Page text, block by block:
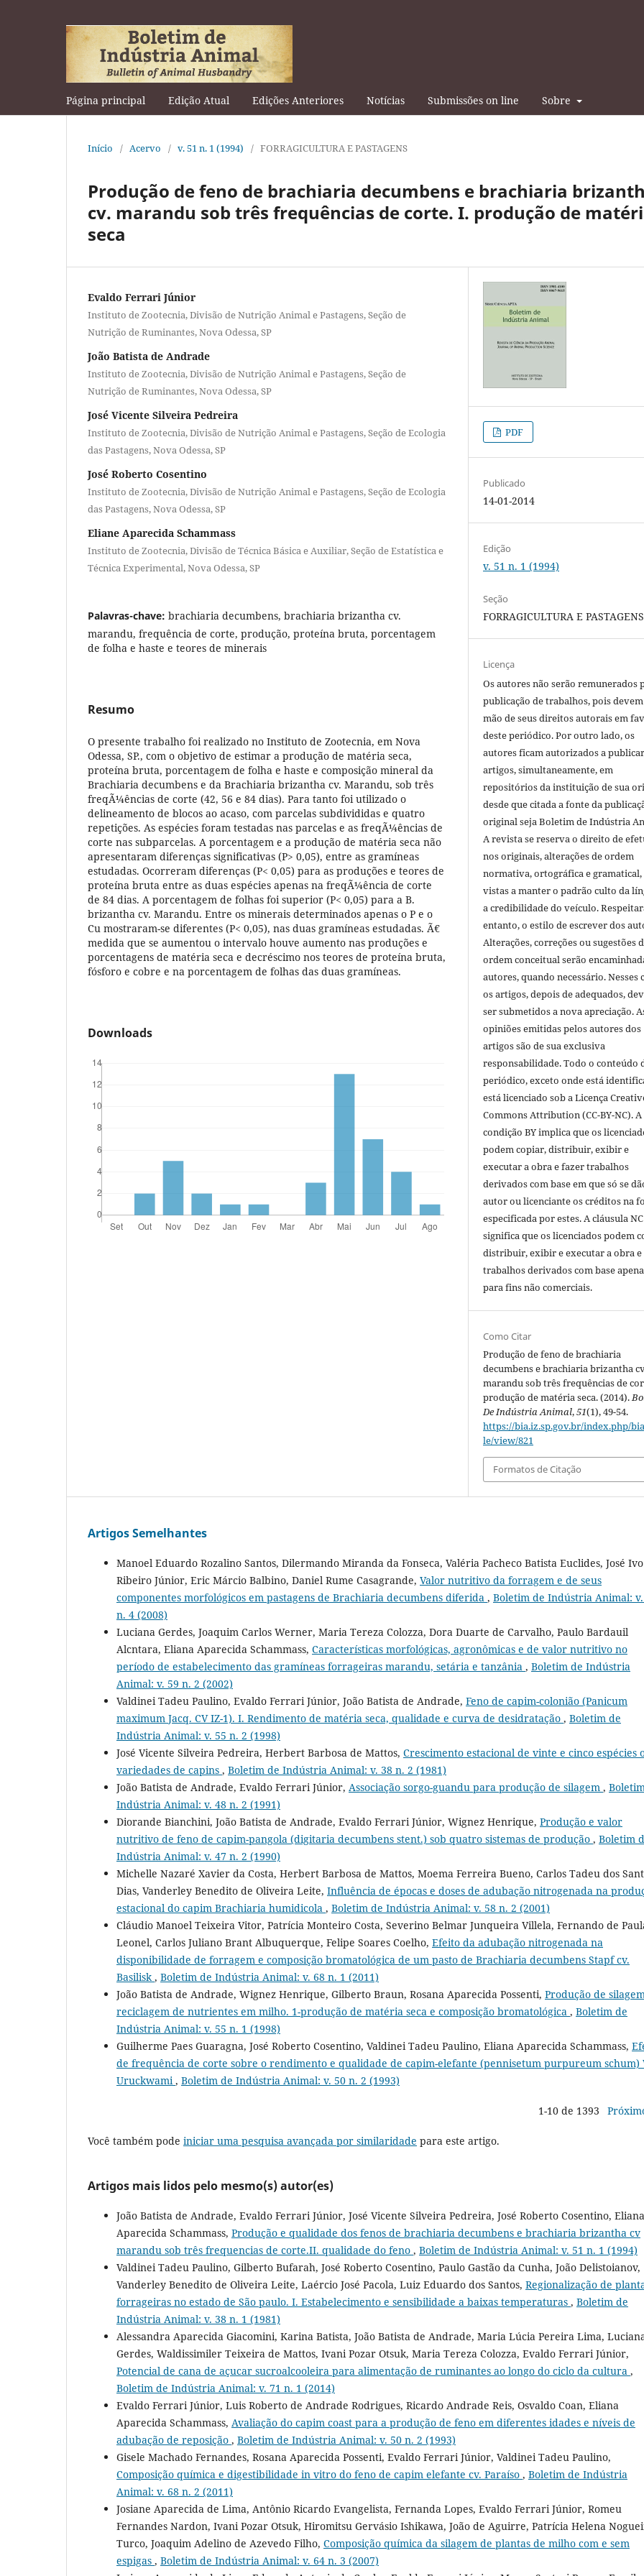
Página principal Edição Atual Edições Anteriores Notícias Submissões on line Sobre
Início / Acervo / v. 51 n. 1 (1994) / FORRAGICULTURA E PASTAGENS
Produção de feno de brachiaria decumbens e brachiaria
cv. marandu sob três frequências de corte. I. produção de
seca
Evaldo Ferrari Júnior
Instituto de Zootecnia, Divisão de Nutrição Animal e Pastagens, Seção de
Nutrição de Ruminantes, Nova Odessa, SP
João Batista de Andrade
Instituto de Zootecnia, Divisão de Nutrição Animal e Pastagens, Seção de
Nutrição de Ruminantes, Nova Odessa, SP
José Vicente Silveira Pedreira
Instituto de Zootecnia, Divisão de Nutrição Animal e Pastagens, Seção de Ecologia
das Pastagens, Nova Odessa, SP
José Roberto Cosentino
Instituto de Zootecnia, Divisão de Nutrição Animal e Pastagens, Seção de Ecologia
das Pastagens, Nova Odessa, SP
Eliane Aparecida Schammass
Instituto de Zootecnia, Divisão de Técnica Básica e Auxiliar, Seção de Estatística e
Técnica Experimental, Nova Odessa, SP
Palavras-chave: brachiaria decumbens, brachiaria brizantha cv.
marandu, frequência de corte, produção, proteína bruta, porcentagem
de folha e haste e teores de minerais
Resumo
O presente trabalho foi realizado no Instituto de Zootecnia, em Nova
Odessa, SP., com o objetivo de estimar a produção de matéria seca,
proteína bruta, porcentagem de folha e haste e composição mineral da
Brachiaria decumbens e da Brachiaria brizantha cv. Marandu, sob três
freqÃ¼ências de corte (42, 56 e 84 dias). Para tanto foi utilizado o
delineamento de blocos ao acaso, com parcelas subdivididas e quatro
repetições. As espécies foram testadas nas parcelas e as freqÃ¼ências de
corte nas subparcelas. A porcentagem e a produção de matéria seca não
apresentaram diferenças significativas (P> 0,05), entre as gramíneas
estudadas. Ocorreram diferenças (P< 0,05) para as produções e teores de
proteína bruta entre as duas espécies apenas na freqÃ¼ência de corte
de 84 dias. A porcentagem de folhas foi superior (P< 0,05) para a B.
brizantha cv. Marandu. Entre os minerais determinados apenas o P e o
Cu mostraram-se diferentes (P< 0,05), nas duas gramíneas estudadas. Ã€
medida que se aumentou o intervalo houve aumento nas produções e
porcentagens de matéria seca e decréscimo nos teores de proteína bruta,
fósforo e cobre e na porcentagem de folhas das duas gramíneas.
Downloads
PDF
Publicado
14-01-2014
Edição
v. 51 n. 1 (1994)
Seção
FORRAGICULTURA E PASTAGENS
Licença
Os autores não serão remunerados
publicação de trabalhos, pois
mão de seus direitos autorais em
deste periódico. Por outro lado, os
autores ficam autorizados a
artigos, simultaneamente, em
repositórios da instituição de sua
desde que citada a fonte da
original seja Boletim de Indústria
A revista se reserva o direito de
nos originais, alterações de ordem
normativa, ortográfica e gramatical,
vistas a manter o padrão culto da
a credibilidade do veículo.
entanto, o estilo de escrever dos
Alterações, correções ou sugestões
ordem conceitual serão
autores, quando necessário. Nesses
os artigos, depois de adequados,
ser submetidos a nova apreciação.
opiniões emitidas pelos autores dos
artigos são de sua exclusiva
responsabilidade. Todo o conteúdo
periódico, exceto onde está
está licenciado sob a Licença
Commons Attribution (CC-BY-NC). A
condição BY implica que os
podem copiar, distribuir, exibir e
executar a obra e fazer trabalhos
derivados com base em que só se
autor ou licenciante os créditos na
especificada por estes. A cláusula NC
significa que os licenciados podem
distribuir, exibir e executar a obra
trabalhos derivados com base
para fins não comerciais.
Como Citar
Produção de feno de brachiaria
decumbens e brachiaria brizantha
marandu sob três frequências de
produção de matéria seca. (2014).
De Indústria Animal,51(1), 49-54.
https://bia.iz.sp.gov.br/index.php/
le/view/821
Formatos de Citação
Artigos Semelhantes
Manoel Eduardo Rozalino Santos, Dilermando Miranda da Fonseca, Valéria Pacheco Batista Euclides, José Ivo
Ribeiro Júnior, Eric Márcio Balbino, Daniel Rume Casagrande, Valor nutritivo da forragem e de seus
componentes morfológicos em pastagens de Brachiaria decumbens diferida , Boletim de Indústria Animal:
n. 4 (2008)
Luciana Gerdes, Joaquim Carlos Werner, Maria Tereza Colozza, Dora Duarte de Carvalho, Paulo Bardauil
Alcntara, Eliana Aparecida Schammass, Características morfológicas, agronômicas e de valor nutritivo no
período de estabelecimento das gramíneas forrageiras marandu, setária e tanzânia , Boletim de Indústria
Animal: v. 59 n. 2 (2002)
Valdinei Tadeu Paulino, Evaldo Ferrari Júnior, João Batista de Andrade, Feno de capim-colonião (Panicum
maximum Jacq. CV IZ-1). I. Rendimento de matéria seca, qualidade e curva de desidratação , Boletim de
Indústria Animal: v. 55 n. 2 (1998)
José Vicente Silveira Pedreira, Herbert Barbosa de Mattos, Crescimento estacional de vinte e cinco espécies
variedades de capins , Boletim de Indústria Animal: v. 38 n. 2 (1981)
João Batista de Andrade, Evaldo Ferrari Júnior, Associação sorgo-guandu para produção de silagem ,
Indústria Animal: v. 48 n. 2 (1991)
Diorande Bianchini, João Batista de Andrade, Evaldo Ferrari Júnior, Wignez Henrique, Produção e valor
nutritivo de feno de capim-pangola (digitaria decumbens stent.) sob quatro sistemas de produção , Boletim
Indústria Animal: v. 47 n. 2 (1990)
Michelle Nazaré Xavier da Costa, Herbert Barbosa de Mattos, Moema Ferreira Bueno, Carlos Tadeu dos
Dias, Vanderley Benedito de Oliveira Leite, Influência de épocas e doses de adubação nitrogenada na
estacional do capim Brachiaria humidicola , Boletim de Indústria Animal: v. 58 n. 2 (2001)
Cláudio Manoel Teixeira Vitor, Patrícia Monteiro Costa, Severino Belmar Junqueira Villela, Fernando de
Leonel, Carlos Juliano Brant Albuquerque, Felipe Soares Coelho, Efeito da adubação nitrogenada na
disponibilidade de forragem e composição bromatológica de um pasto de Brachiaria decumbens Stapf cv.
Basilisk , Boletim de Indústria Animal: v. 68 n. 1 (2011)
João Batista de Andrade, Wignez Henrique, Gilberto Braun, Rosana Aparecida Possenti, Produção de
reciclagem de nutrientes em milho. 1-produção de matéria seca e composição bromatológica , Boletim de
Indústria Animal: v. 55 n. 1 (1998)
Guilherme Paes Guaragna, José Roberto Cosentino, Valdinei Tadeu Paulino, Eliana Aparecida Schammass,
de frequência de corte sobre o rendimento e qualidade de capim-elefante (pennisetum purpureum schum)
Uruckwami , Boletim de Indústria Animal: v. 50 n. 2 (1993)
1-10 de 1393
Você também pode iniciar uma pesquisa avançada por similaridade para este artigo.
Artigos mais lidos pelo mesmo(s) autor(es)
João Batista de Andrade, Evaldo Ferrari Júnior, José Vicente Silveira Pedreira, José Roberto Cosentino, Eliana
Aparecida Schammass, Produção e qualidade dos fenos de brachiaria decumbens e brachiaria brizantha cv
marandu sob três frequencias de corte.II. qualidade do feno , Boletim de Indústria Animal: v. 51 n. 1 (1994)
Valdinei Tadeu Paulino, Gilberto Bufarah, José Roberto Cosentino, Paulo Gastão da Cunha, João Delistoianov,
Vanderley Benedito de Oliveira Leite, Laércio José Pacola, Luiz Eduardo dos Santos, Regionalização de
forrageiras no estado de São paulo. I. Estabelecimento e sensibilidade a baixas temperaturas , Boletim de
Indústria Animal: v. 38 n. 1 (1981)
Alessandra Aparecida Giacomini, Karina Batista, João Batista de Andrade, Maria Lúcia Pereira Lima,
Gerdes, Waldissimiler Teixeira de Mattos, Ivani Pozar Otsuk, Maria Tereza Colozza, Evaldo Ferrari Júnior,
Potencial de cana de açucar sucroalcooleira para alimentação de ruminantes ao longo do ciclo da cultura ,
Boletim de Indústria Animal: v. 71 n. 1 (2014)
Evaldo Ferrari Júnior, Luis Roberto de Andrade Rodrigues, Ricardo Andrade Reis, Osvaldo Coan, Eliana
Aparecida Schammass, Avaliação do capim coast para a produção de feno em diferentes idades e níveis de
adubação de reposição , Boletim de Indústria Animal: v. 50 n. 2 (1993)
Gisele Machado Fernandes, Rosana Aparecida Possenti, Evaldo Ferrari Júnior, Valdinei Tadeu Paulino,
Composição química e digestibilidade in vitro do feno de capim elefante cv. Paraíso , Boletim de Indústria
Animal: v. 68 n. 2 (2011)
Josiane Aparecida de Lima, Antônio Ricardo Evangelista, Fernanda Lopes, Evaldo Ferrari Júnior, Romeu
Fernandes Nardon, Ivani Pozar Otsuk, Hiromitsu Gervásio Ishikawa, João de Aguirre, Patrícia Helena
Turco, Joaquim Adelino de Azevedo Filho, Composição química da silagem de plantas de milho com e sem
espigas , Boletim de Indústria Animal: v. 64 n. 3 (2007)